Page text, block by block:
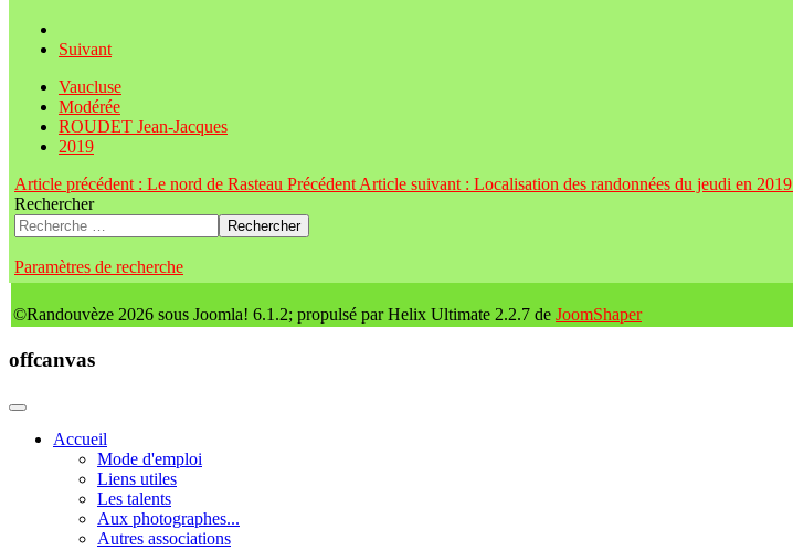
Suivant
Vaucluse
Modérée
ROUDET Jean-Jacques
2019
Article précédent : Le nord de Rasteau Précédent Article suivant : Localisation des randonnées du jeudi en 2019
Rechercher
Rechercher
Paramètres de recherche
©Randouvèze 2026 sous Joomla! 6.1.2; propulsé par Helix Ultimate 2.2.7 de JoomShaper
offcanvas
Accueil
Mode d'emploi
Liens utiles
Les talents
Aux photographes...
Autres associations